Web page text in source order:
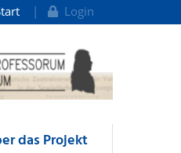
Login
das Projekt